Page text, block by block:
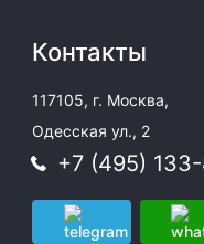
Контакты
117105, г. Москва,
Одесская ул., 2
+7 (495)